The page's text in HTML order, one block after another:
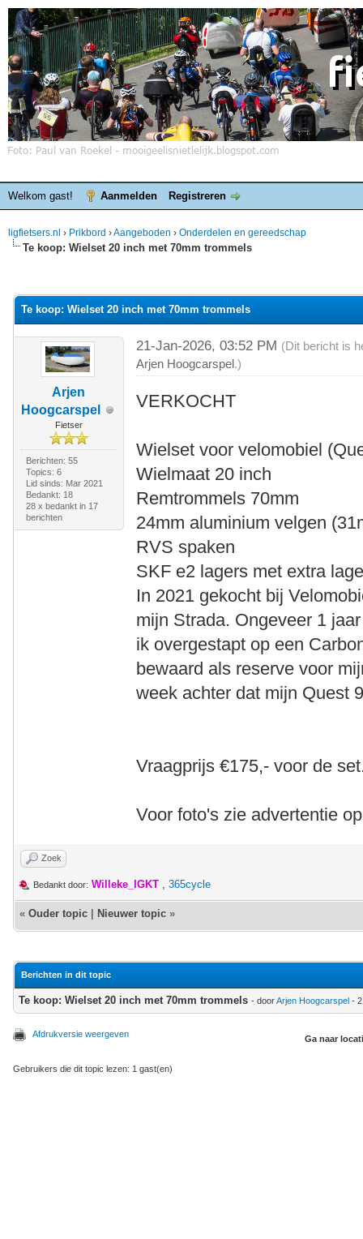
Welkom gast! Aanmelden Registreren
ligfietsers.nl › Prikbord ›Aangeboden › Onderdelen en gereedschap
Te koop: Wielset 20 inch met 70mm trommels
Te koop: Wielset 20 inch met 70mm trommels
Arjen
Hoogcarspel
Fietser
Berichten: 55
Topics: 6
Lid sinds: Mar 2021
Bedankt: 18
28 x bedankt in 17
berichten
21-Jan-2026, 03:52 PM (Dit bericht is
Arjen Hoogcarspel.)
VERKOCHT
Wielset voor velomobiel
Wielmaat 20 inch
Remtrommels 70mm
24mm aluminium velgen
RVS spaken
SKF e2 lagers met extra
In 2021 gekocht bij
mijn Strada. Ongeveer 1
ik overgestapt op een
bewaard als reserve voor
week achter dat mijn Quest
Vraagprijs €175,- voor de
Voor foto's zie advertentie
Zoek
Bedankt door: Willeke_IGKT , 365cycle
« Ouder topic Nieuwer topic »
Berichten in dit topic
Te koop: Wielset 20 inch met 70mm trommels - doorArjen Hoogcarspel -
Afdrukversie weergeven Ga naar
Gebruikers die dit topic lezen: 1 gast(en)